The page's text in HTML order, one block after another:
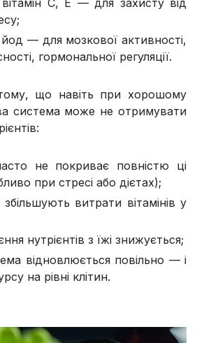
С, Е — для захисту від
— для мозкової активності,
гормональної регуляції.
що навіть при хорошому
система може не отримувати
не покриває повністю ці
при стресі або дієтах);
витрати вітамінів у
нутрієнтів з їжі знижується;
відновлюється повільно — і
на рівні клітин.